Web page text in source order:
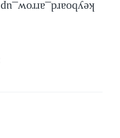
keyboard_arrow_up